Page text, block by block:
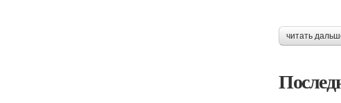
читать